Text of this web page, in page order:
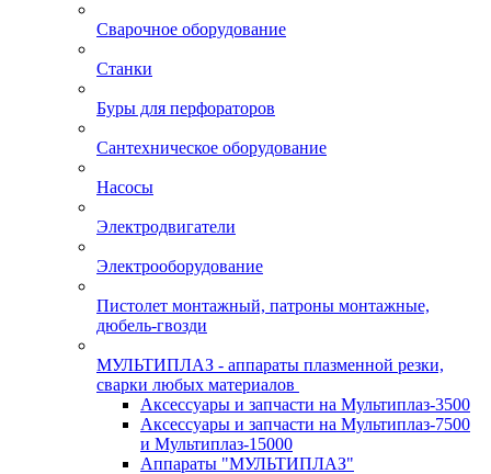
Сварочное оборудование
Станки
Буры для перфораторов
Сантехническое оборудование
Насосы
Электродвигатели
Электрооборудование
Пистолет монтажный, патроны монтажные,
дюбель-гвозди
МУЛЬТИПЛАЗ - аппараты плазменной резки,
сварки любых материалов
Аксессуары и запчасти на Мультиплаз-3500
Аксессуары и запчасти на Мультиплаз-7500
и Мультиплаз-15000
Аппараты "МУЛЬТИПЛАЗ"